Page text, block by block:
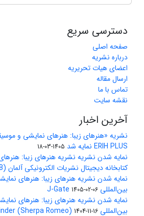
دسترسی سریع
صفحه اصلی
درباره نشریه
اعضای هیات تحریریه
ارسال مقاله
تماس با ما
نقشه سایت
آخرین اخبار
نشریه «هنرهای زیبا: هنرهای نمایشی و
ERIH PLUS نمایه شد
1405-03-18
نمایه شدن نشریه نشریه هنرهای زیبا:
کتابخانه دیجیتال نشریات الکترونیکی آلمان (EZB)
نمایه شدن نشریه هنرهای زیبا: هنرهای
بین‌المللی J-Gate 1405-02-06
نمایه شدن نشریه هنرهای زیبا: هنرهای
بین‌المللی Open Policy Finder (Sherpa Romeo) 1404-11-16